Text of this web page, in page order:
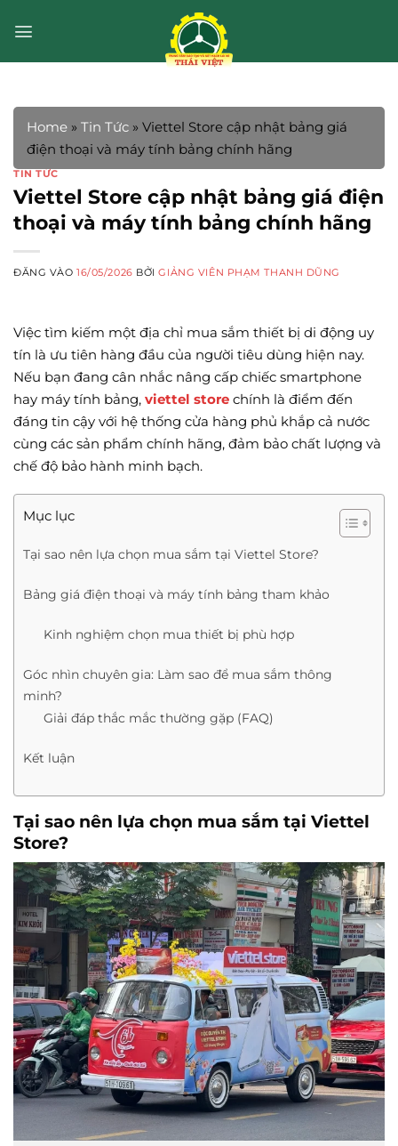
qua
Home » Tin Tức » Viettel Store cập nhật bảng giá
điện thoại và máy tính bảng chính hãng
TIN TỨC
Viettel Store cập nhật bảng giá điện
thoại và máy tính bảng chính hãng
ĐĂNG VÀO16/05/2026 BỞIGIẢNG VIÊN PHẠM THANH DŨNG
Việc tìm kiếm một địa chỉ mua sắm thiết bị di động uy
tín là ưu tiên hàng đầu của người tiêu dùng hiện nay.
Nếu bạn đang cân nhắc nâng cấp chiếc smartphone
hay máy tính bảng, viettel store chính là điểm đến
đáng tin cậy với hệ thống cửa hàng phủ khắp cả nước
cùng các sản phẩm chính hãng, đảm bảo chất lượng và
chế độ bảo hành minh bạch.
Mục lục
Tại sao nên lựa chọn mua sắm tại Viettel Store?
Bảng giá điện thoại và máy tính bảng tham khảo
Kinh nghiệm chọn mua thiết bị phù hợp
Góc nhìn chuyên gia: Làm sao để mua sắm thông
minh?
Giải đáp thắc mắc thường gặp (FAQ)
Kết luận
Tại sao nên lựa chọn mua sắm tại Viettel
Store?